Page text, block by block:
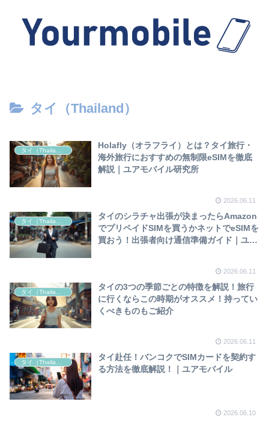
タイ（Thailand）
Holafly（オラフライ）とは？タイ旅行・
海外旅行におすすめの無制限eSIMを徹底
解説｜ユアモバイル研究所
2026.06.11
タイのシラチャ出張が決まったらAmazon
でプリペイドSIMを買うかネットでeSIMを
買おう！出張者向け通信準備ガイド｜ユア
2026.06.11
タイの3つの季節ごとの特徴を解説！旅行
に行くならこの時期がオススメ！持ってい
くべきものもご紹介
2026.06.11
タイ（Thailand）
タイ赴任！バンコクでSIMカードを契約す
る方法を徹底解説！｜ユアモバイル
2026.06.10